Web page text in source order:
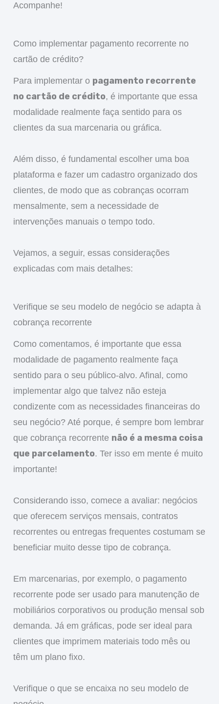
Acompanhe!
Como implementar pagamento recorrente no
cartão de crédito?
Para implementar o pagamento recorrente
no cartão de crédito, é importante que essa
modalidade realmente faça sentido para os
clientes da sua marcenaria ou gráfica.
Além disso, é fundamental escolher uma boa
plataforma e fazer um cadastro organizado dos
clientes, de modo que as cobranças ocorram
mensalmente, sem a necessidade de
intervenções manuais o tempo todo.
Vejamos, a seguir, essas considerações
explicadas com mais detalhes:
Verifique se seu modelo de negócio se adapta à
cobrança recorrente
Como comentamos, é importante que essa
modalidade de pagamento realmente faça
sentido para o seu público-alvo. Afinal, como
implementar algo que talvez não esteja
condizente com as necessidades financeiras do
seu negócio? Até porque, é sempre bom lembrar
que cobrança recorrente não é a mesma coisa
que parcelamento. Ter isso em mente é muito
importante!
Considerando isso, comece a avaliar: negócios
que oferecem serviços mensais, contratos
recorrentes ou entregas frequentes costumam se
beneficiar muito desse tipo de cobrança.
Em marcenarias, por exemplo, o pagamento
recorrente pode ser usado para manutenção de
mobiliários corporativos ou produção mensal sob
demanda. Já em gráficas, pode ser ideal para
clientes que imprimem materiais todo mês ou
têm um plano fixo.
Verifique o que se encaixa no seu modelo de